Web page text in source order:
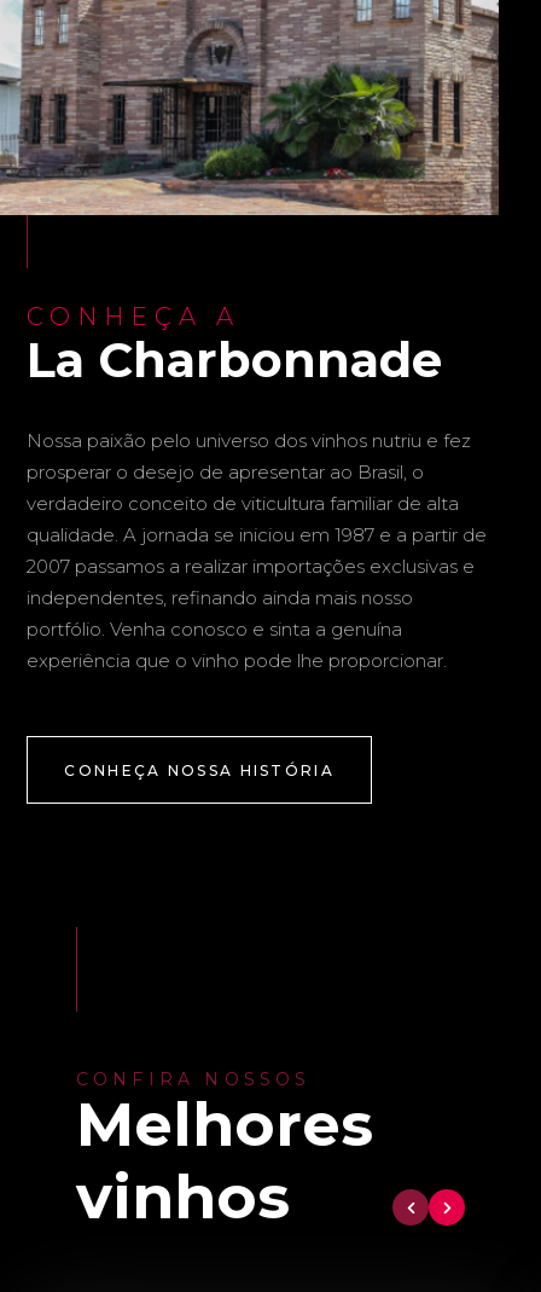
CONHEÇA A
La Charbonnade
Nossa paixão pelo universo dos vinhos nutriu e fez
prosperar o desejo de apresentar ao Brasil, o
verdadeiro conceito de viticultura familiar de alta
qualidade. A jornada se iniciou em 1987 e a partir de
2007 passamos a realizar importações exclusivas e
independentes, refinando ainda mais nosso
portfólio. Venha conosco e sinta a genuína
experiência que o vinho pode lhe proporcionar.
CONHEÇA NOSSA HISTÓRIA
CONFIRA NOSSOS
Melhores
vinhos